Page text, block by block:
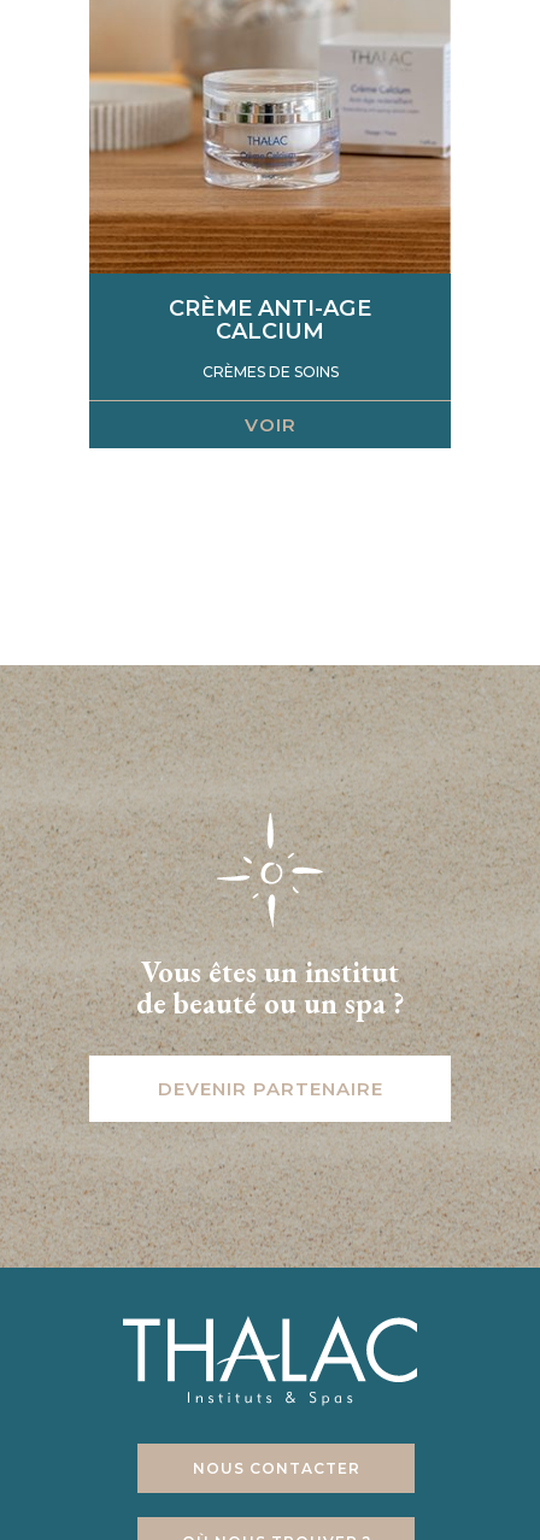
CRÈME ANTI-AGE
CALCIUM
CRÈMES DE SOINS
VOIR
Vous êtes un institut
de beauté ou un spa ?
DEVENIR PARTENAIRE
NOUS CONTACTER